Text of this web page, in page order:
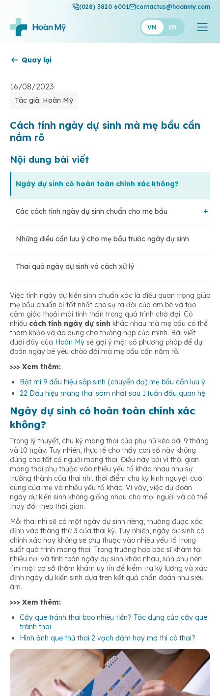
(028) 3820 6001 contactus@hoanmy.com
VN EN
Thuận Mỹ
Quay lại
16/08/2023
Tác giả: Hoàn Mỹ
Cách tính ngày dự sinh mà mẹ bầu cần
nắm rõ
Nội dung bài viết
Ngày dự sinh có hoàn toàn chính xác không?
Các cách tính ngày dự sinh chuẩn cho mẹ bầu
Cách tính ngày dự sinh theo chu kỳ kinh nguyệt
Cách tính ngày dự sinh dựa trên thời điểm thụ thai
Cách tính ngày dự sinh dựa trên thời điểm rụng trứng
Những điều cần lưu ý cho mẹ bầu trước ngày dự sinh
Thai quá ngày dự sinh và cách xử lý
Việc tính ngày dự kiến sinh chuẩn xác là điều quan trọng giúp
mẹ bầu chuẩn bị tốt nhất cho sự ra đời của em bé và tạo
cảm giác thoải mái tinh thần trong quá trình chờ đợi. Có
nhiều cách tính ngày dự sinh khác nhau mà mẹ bầu có thể
tham khảo và áp dụng cho trường hợp của mình. Bài viết
dưới đây của Hoàn Mỹ sẽ gợi ý một số phương pháp để dự
đoán ngày bé yêu chào đời mà mẹ bầu cần nắm rõ.
>>> Xem thêm:
Bật mí 9 dấu hiệu sắp sinh (chuyển dạ) mẹ bầu cần lưu ý
22 Dấu hiệu mang thai sớm nhất sau 1 tuần đầu quan hệ
Ngày dự sinh có hoàn toàn chính xác
không?
Trong lý thuyết, chu kỳ mang thai của phụ nữ kéo dài 9 tháng
và 10 ngày. Tuy nhiên, thực tế cho thấy con số này không
đúng cho tất cả người mang thai. Điều này bởi vì thời gian
mang thai phụ thuộc vào nhiều yếu tố khác nhau như sự
trưởng thành của thai nhi, thời điểm chu kỳ kinh nguyệt cuối
cùng của mẹ và nhiều yếu tố khác. Vì vậy, việc dự đoán
ngày dự kiến sinh không giống nhau cho mọi người và có thể
thay đổi theo thời gian.
Mỗi thai nhi sẽ có một ngày dự sinh riêng, thường được xác
định vào tháng thứ 3 của thai kỳ. Tuy nhiên, ngày dự sinh có
chính xác hay không sẽ phụ thuộc vào nhiều yếu tố trong
suốt quá trình mang thai. Trong trường hợp bác sĩ khám tại
nhiều nơi và tính toán ngày dự sinh khác nhau, sản phụ nên
tìm một cơ sở thăm khám uy tín để kiểm tra kỹ lưỡng và xác
định ngày dự kiến sinh dựa trên kết quả chẩn đoán như siêu
âm.
>>> Xem thêm:
Cấy que tránh thai bao nhiêu tiền? Tác dụng của cấy que
tránh thai
Hình ảnh que thử thai 2 vạch đậm hay mờ thì có thai?